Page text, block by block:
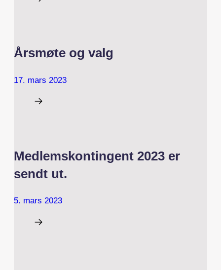
Årsmøte og valg
17. mars 2023
Medlemskontingent 2023 er
sendt ut.
5. mars 2023